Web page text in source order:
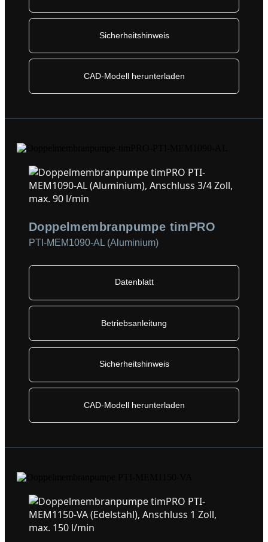
Sicherheitshinweis
CAD-Modell herunterladen
Doppelmembranpumpe timPRO
PTI-MEM1090-AL (Aluminium)
Datenblatt
Betriebsanleitung
Sicherheitshinweis
CAD-Modell herunterladen